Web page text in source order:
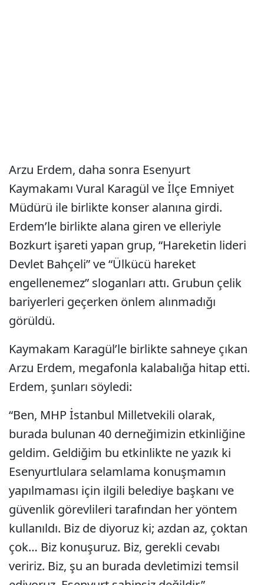
Arzu Erdem, daha sonra Esenyurt
Kaymakamı Vural Karagül ve İlçe Emniyet
Müdürü ile birlikte konser alanına girdi.
Erdem’le birlikte alana giren ve elleriyle
Bozkurt işareti yapan grup, “Hareketin lideri
Devlet Bahçeli” ve “Ülkücü hareket
engellenemez” sloganları attı. Grubun çelik
bariyerleri geçerken önlem alınmadığı
görüldü.
Kaymakam Karagül’le birlikte sahneye çıkan
Arzu Erdem, megafonla kalabalığa hitap etti.
Erdem, şunları söyledi:
“Ben, MHP İstanbul Milletvekili olarak,
burada bulunan 40 derneğimizin etkinliğine
geldim. Geldiğim bu etkinlikte ne yazık ki
Esenyurtlulara selamlama konuşmamın
yapılmaması için ilgili belediye başkanı ve
güvenlik görevlileri tarafından her yöntem
kullanıldı. Biz de diyoruz ki; azdan az, çoktan
çok… Biz konuşuruz. Biz, gerekli cevabı
veririz. Biz, şu an burada devletimizi temsil